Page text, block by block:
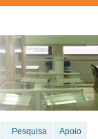
Pesquisa Apoio